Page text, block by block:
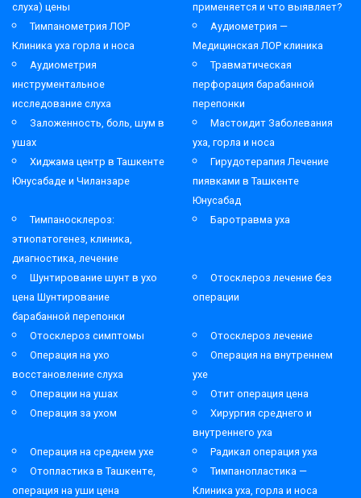
слуха) цены
применяется и что выявляет?
Тимпанометрия ЛОР
Клиника уха горла и носа
Аудиометрия —
Медицинская ЛОР клиника
Аудиометрия
инструментальное
исследование слуха
Травматическая
перфорация барабанной
перепонки
Заложенность, боль, шум в
ушах
Мастоидит Заболевания
уха, горла и носа
Хиджама центр в Ташкенте
Юнусабаде и Чиланзаре
Гирудотерапия Лечение
пиявками в Ташкенте
Юнусабад
Тимпаносклероз:
этиопатогенез, клиника,
диагностика, лечение
Баротравма уха
Шунтирование шунт в ухо
цена Шунтирование
барабанной перепонки
Отосклероз лечение без
операции
Отосклероз симптомы
Отосклероз лечение
Операция на ухо
восстановление слуха
Операция на внутреннем
ухе
Операции на ушах
Отит операция цена
Операция за ухом
Хирургия среднего и
внутреннего уха
Операция на среднем ухе
Радикал операция уха
Отопластика в Ташкенте,
операция на уши цена
Тимпанопластика —
Клиника уха, горла и носа